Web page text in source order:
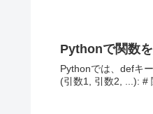
Pythonで関数
Pythonでは、defキ
(引数1, 引数2, ...): #